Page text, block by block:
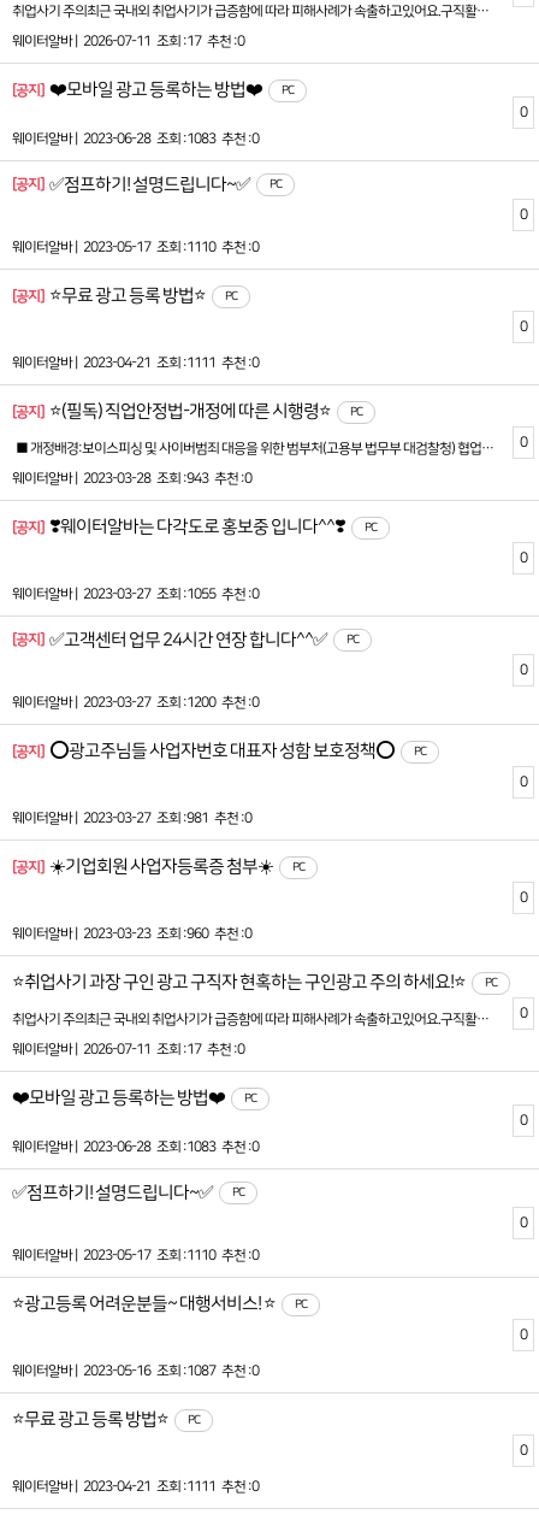
취업사기 주의최근 국내외 취업사기가 급증함에 따라 피해사례가 속출하고있어요.구직활동 시 꼭 아래 사항을 주의해주세요.<취업사기에 해당할 위험이 높은 구인광고>1. 동종업계 대비 지나치게 좋은 조건 제시2. 채용 전 신분증 사본 등 개인정보 요청3. 취업사례금 등 각종 명목으로 금전을 요구취업사기경찰청 (국번없이 112)보이스피싱 피해 금융감독언 (국번없이 1332)거짓구인광고 신고 고용노동부(국번없이 1350)(온라인) 보이스피싱 지킴이 : www.fss.or.kr(온라인) 거짓구인광고 신고 : www.work24.go.kr(모바일) 고용24 모바일 앱 > 기타민원 > 거짓구인광고 신고자세한 내용은 붙임 자료 및 영상 링크를 참고해주세요.* 취업사기 주의 영상자료 링크(고용노동부 유튜브 홈페이지) :http://www.youtube.com/watch?v=Bcq0JBvSnbU
웨이터알바 |
2026-07-11 조회 :17 추천 :0
[공지] ❤️모바일 광고 등록하는 방법❤️ PC
웨이터알바 | 2023-06-28 조회 :1083 추천 :0
0
[공지] ✅점프하기! 설명드립니다~✅ PC
웨이터알바 | 2023-05-17 조회 :1110 추천 :0
0
[공지] ⭐무료 광고 등록 방법⭐ PC
웨이터알바 | 2023-04-21 조회 :1111 추천 :0
0
[공지] ⭐(필독) 직업안정법-개정에 따른 시행령⭐ PC
■ 개정배경:보이스피싱 및 사이버범죄 대응을 위한 범부처(고용부 법무부 대검찰청) 협업을 통해 구직자를 보호하기 위하여 직업정보제공사업자는 구인광고 게재시 사업자등록증의 서류를 제출받아야 합니다. ■ 개정내용:직업안정법 시행령 제28조1.구인자의 업체명, 성명 또는사업자등록증 등을 확인할 수 없거나 구인자의 연락처가 사서함등으로 표시되어 구인자의 신원 또는 정보가 확실하지 않은 구인광고를 게재하지 않을것■ 개정에 따른 준수:직업안정법 시행령 개정에 따라 사업자등록증 첨부는 필수항목으로 지정되었습니다.(사업자등록증의 필수 기재항목: 사업자등록번호, 대표자명, 개업연월일, 사업장명, 소재지)※ 필수항목을 마킹하거나 확인이 안되는경우 반려처리 됩니다.■ 시행일: 2023년 3월 28일 부터 시행 ■ 직업안정법 개정준수를 위한 사이트-운영정책:신규회원:폐업 및 휴업상태의 사업자 이거나 사업자등록증이 첨부되지 않은 신규회원은 구인광고를 등록이 불가합니다.기존회원:사업자인증이 승인되었다 하더라도 사업자등록증이 첨부되지 않았으면 사업자미인증으로 간주되어 구인광고를 등록(연장)할수 없습니다.
웨이터알바 |
2023-03-28 조회 :943 추천 :0
0
[공지] ❣️웨이터알바는 다각도로 홍보중 입니다^^❣️ PC
웨이터알바 | 2023-03-27 조회 :1055 추천 :0
0
[공지] ✅고객센터 업무 24시간 연장 합니다^^✅ PC
웨이터알바 | 2023-03-27 조회 :1200 추천 :0
0
[공지] ⭕광고주님들 사업자번호 대표자 성함 보호정책⭕ PC
웨이터알바 | 2023-03-27 조회 :981 추천 :0
0
[공지] ☀️기업회원 사업자등록증 첨부☀️ PC
웨이터알바 | 2023-03-23 조회 :960 추천 :0
0
⭐취업사기 과장 구인 광고 구직자 현혹하는 구인광고 주의 하세요!⭐ PC
취업사기 주의최근 국내외 취업사기가 급증함에 따라 피해사례가 속출하고있어요.구직활동 시 꼭 아래 사항을 주의해주세요.<취업사기에 해당할 위험이 높은 구인광고>1. 동종업계 대비 지나치게 좋은 조건 제시2. 채용 전 신분증 사본 등 개인정보 요청3. 취업사례금 등 각종 명목으로 금전을 요구취업사기경찰청 (국번없이 112)보이스피싱 피해 금융감독언 (국번없이 1332)거짓구인광고 신고 고용노동부(국번없이 1350)(온라인) 보이스피싱 지킴이 : www.fss.or.kr(온라인) 거짓구인광고 신고 : www.work24.go.kr(모바일) 고용24 모바일 앱 > 기타민원 > 거짓구인광고 신고자세한 내용은 붙임 자료 및 영상 링크를 참고해주세요.* 취업사기 주의 영상자료 링크(고용노동부 유튜브 홈페이지) :http://www.youtube.com/watch?v=Bcq0JBvSnbU
웨이터알바 |
2026-07-11 조회 :17 추천 :0
0
❤️모바일 광고 등록하는 방법❤️ PC
웨이터알바 | 2023-06-28 조회 :1083 추천 :0
0
✅점프하기! 설명드립니다~✅ PC
웨이터알바 | 2023-05-17 조회 :1110 추천 :0
0
⭐광고등록 어려운분들~ 대행서비스! ⭐ PC
웨이터알바 | 2023-05-16 조회 :1087 추천 :0
0
⭐무료 광고 등록 방법⭐ PC
웨이터알바 | 2023-04-21 조회 :1111 추천 :0
0